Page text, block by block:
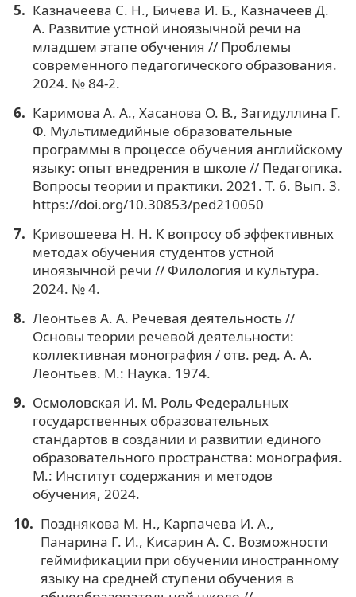
Казначеева С. Н., Бичева И. Б., Казначеев Д.
А. Развитие устной иноязычной речи на
младшем этапе обучения // Проблемы
современного педагогического образования.
2024. № 84-2.
Каримова А. А., Хасанова О. В., Загидуллина Г.
Ф. Мультимедийные образовательные
программы в процессе обучения английскому
языку: опыт внедрения в школе // Педагогика.
Вопросы теории и практики. 2021. Т. 6. Вып. 3.
https://doi.org/10.30853/ped210050
Кривошеева Н. Н. К вопросу об эффективных
методах обучения студентов устной
иноязычной речи // Филология и культура.
2024. № 4.
Леонтьев А. А. Речевая деятельность //
Основы теории речевой деятельности:
коллективная монография / отв. ред. А. А.
Леонтьев. М.: Наука. 1974.
Осмоловская И. М. Роль Федеральных
государственных образовательных
стандартов в создании и развитии единого
образовательного пространства: монография.
М.: Институт содержания и методов
обучения, 2024.
Позднякова М. Н., Карпачева И. А.,
Панарина Г. И., Кисарин А. С. Возможности
геймификации при обучении иностранному
языку на средней ступени обучения в